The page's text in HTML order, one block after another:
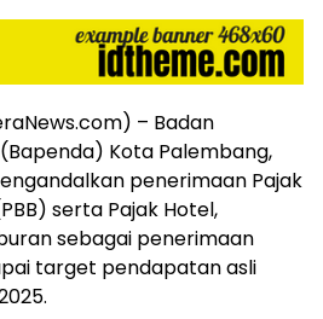
– Badan
Kota Palembang,
penerimaan Pajak
serta Pajak Hotel,
sebagai penerimaan
target pendapatan asli